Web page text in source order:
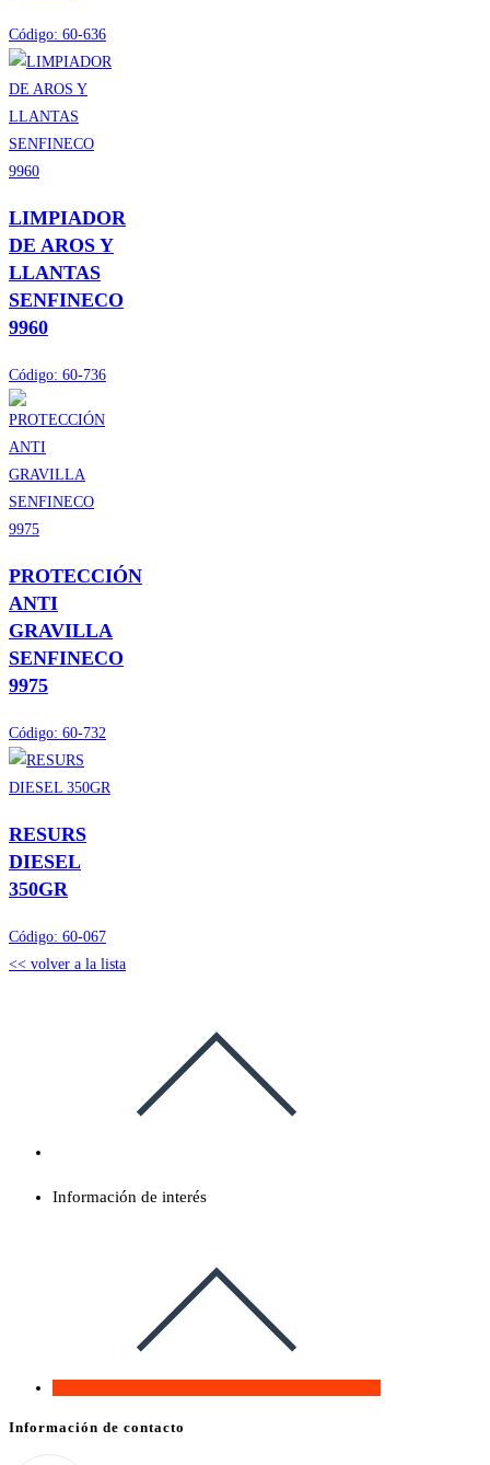
Código: 60-636
LIMPIADOR
DE AROS Y
LLANTAS
SENFINECO
9960
Código: 60-736
PROTECCIÓN
ANTI
GRAVILLA
SENFINECO
9975
Código: 60-732
RESURS
DIESEL
350GR
Código: 60-067
<< volver a la lista
Información de interés
Información de contacto